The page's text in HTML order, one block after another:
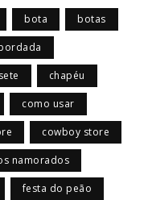
bota botas
chapéu
como usar
cowboy store
namorados
festa do peão